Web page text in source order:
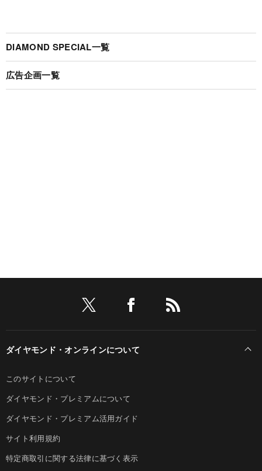
DIAMOND SPECIAL一覧
広告企画一覧
ダイヤモンド・オンラインについて
このサイトについて
ダイヤモンド・プレミアムについて
ダイヤモンド・プレミアム活用ガイド
サイト利用規約
特定商取引に関する法律に基づく表示